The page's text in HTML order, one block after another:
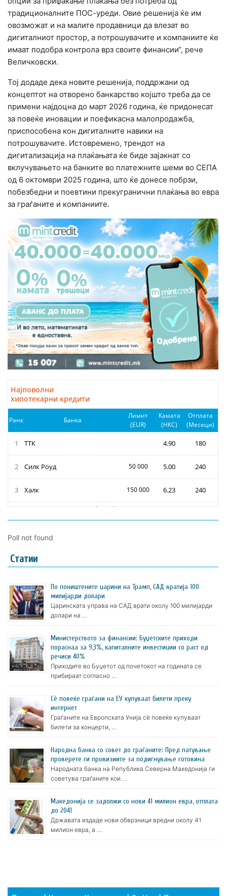
традиционалните ПОС-уреди. Овие решенија ќе им
овозможат и на малите продавници да влезат во
дигиталниот простор, а потрошувачите и компаниите ќе
имаат подобра контрола врз своите финансии“, рече
Величковски.
Тој додаде дека новите решенија, поддржани од
концептот на отворено банкарство којшто треба да се
примени најдоцна до март 2026 година, ќе придонесат
за повеќе иновации и поефикасна малопродажба,
приспособена кон дигиталните навики на
потрошувачите. Истовремено, трендот на
дигитализација на плаќањата ќе биде зајакнат со
вклучувањето на банките во платежните шеми во СЕПА
од 6 октомври 2025 година, што ќе донесе побрзи,
побезбедни и поевтини прекугранични плаќања во евра
за граѓаните и компаниите.
Poll not found
Статии
По поништените царини на Трамп, САД вратија 100
милијарди долари
Царинската управа на САД врати околу 100 милијарди
долари на …
Министерството за финансии: Буџетските приходи
пораснаа за 9,3%, капиталните инвестиции со раст од
речиси 40%
Приходите во Буџетот од почетокот на годината се
прибираат согласно …
Сè повеќе граѓани на ЕУ купуваат билети преку
интернет
Граѓаните на Европската Унија сè повеќе купуваат
билети за концерти, …
Народна банка со совет до граѓаните: Пред патување
проверете ги провизиите за подигнување готовина
Народната банка на Република Северна Македонија ги
советува граѓаните кои …
Македонија се задолжи со нови 41 милион евра, отплата
до 2041
Државата издаде нови обврзници вредни околу 41
милион евра, а …